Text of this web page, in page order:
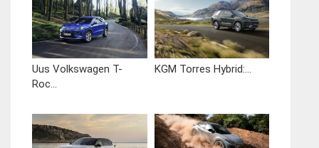
Uus Volkswagen T-
Roc...
KGM Torres Hybrid:...